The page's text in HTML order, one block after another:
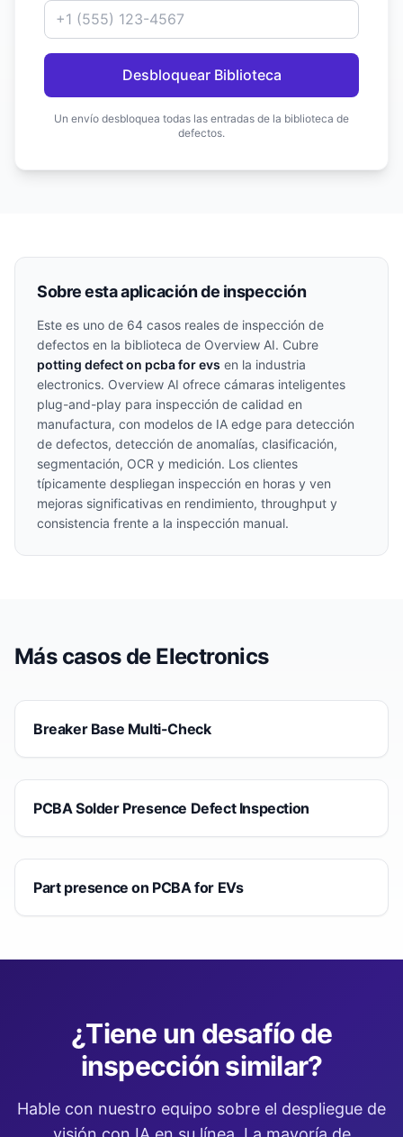
Desbloquear Biblioteca
Un envío desbloquea todas las entradas de la biblioteca de
defectos.
Sobre esta aplicación de inspección
Este es uno de 64 casos reales de inspección de
defectos en la biblioteca de Overview AI. Cubre
potting defect on pcba for evs en la industria
electronics. Overview AI ofrece cámaras inteligentes
plug-and-play para inspección de calidad en
manufactura, con modelos de IA edge para detección
de defectos, detección de anomalías, clasificación,
segmentación, OCR y medición. Los clientes
típicamente despliegan inspección en horas y ven
mejoras significativas en rendimiento, throughput y
consistencia frente a la inspección manual.
Más casos de Electronics
Breaker Base Multi-Check
PCBA Solder Presence Defect Inspection
Part presence on PCBA for EVs
¿Tiene un desafío de
inspección similar?
Hable con nuestro equipo sobre el despliegue de